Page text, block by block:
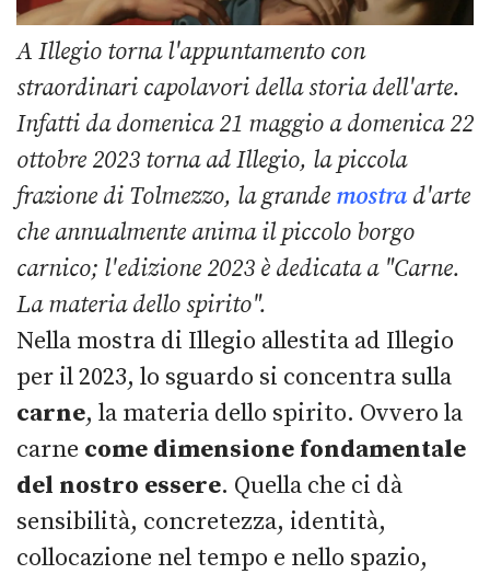
A Illegio torna l'appuntamento con
straordinari capolavori della storia dell'arte.
Infatti da domenica 21 maggio a domenica 22
ottobre 2023 torna ad Illegio, la piccola
frazione di Tolmezzo, la grande mostra d'arte
che annualmente anima il piccolo borgo
carnico; l'edizione 2023 è dedicata a "Carne.
La materia dello spirito".
Nella mostra di Illegio allestita ad Illegio
per il 2023, lo sguardo si concentra sulla
carne, la materia dello spirito. Ovvero la
carne come dimensione fondamentale
del nostro essere. Quella che ci dà
sensibilità, concretezza, identità,
collocazione nel tempo e nello spazio,